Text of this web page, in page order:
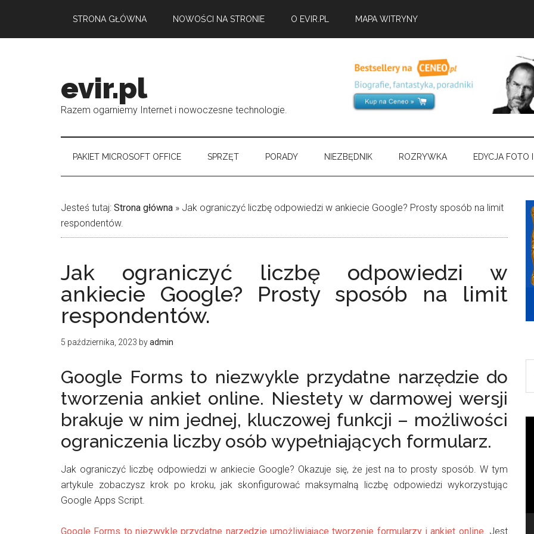
treści
secondary
głównego
STRONA GŁÓWNA NOWOŚCI NA STRONIE O EVIR.PL MAPA WITRYNY
evir.pl
Razem ogarniemy Internet i nowoczesne technologie.
PAKIET MICROSOFT OFFICE SPRZĘT PORADY NIEZBĘDNIK ROZRYWKA EDYCJA FOTO
Jesteś tutaj: Strona główna » Jak ograniczyć liczbę odpowiedzi w ankiecie Google? Prosty sposób na limit
respondentów.
Jak ograniczyć liczbę odpowiedzi w
ankiecie Google? Prosty sposób na limit
respondentów.
5 października, 2023 byadmin
Google Forms to niezwykle przydatne narzędzie do
tworzenia ankiet online. Niestety w darmowej wersji
brakuje w nim jednej, kluczowej funkcji – możliwości
ograniczenia liczby osób wypełniających formularz.
Jak ograniczyć liczbę odpowiedzi w ankiecie Google? Okazuje się, że jest na to prosty sposób. W tym
artykule zobaczysz krok po kroku, jak skonfigurować maksymalną liczbę odpowiedzi wykorzystując
Google Apps Script.
Google Forms to niezwykle przydatne narzędzie umożliwiające tworzenie formularzy i ankiet online. Jest